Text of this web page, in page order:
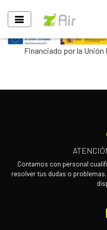
Financiado por la
Contamos con personal
resolver tus dudas o